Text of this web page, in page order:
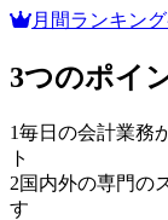
月間ランキン
3つのポイ
1毎日の会計業務
ト
2国内外の専門の
す